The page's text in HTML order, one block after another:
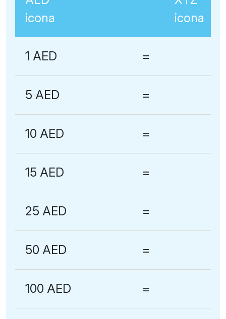
1 AED =
5 AED =
10 AED =
15 AED =
25 AED =
50 AED =
100 AED =